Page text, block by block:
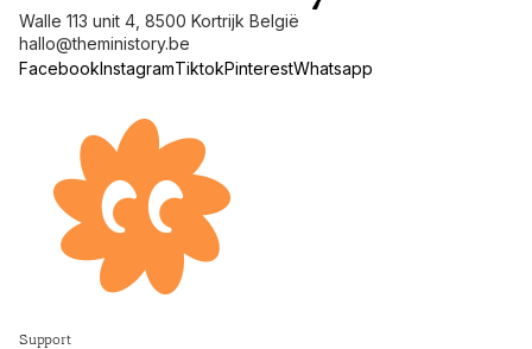
Walle 113 unit 4, 8500 Kortrijk België
hallo@theministory.be
FacebookInstagramTiktokPinterestWhatsapp
Support